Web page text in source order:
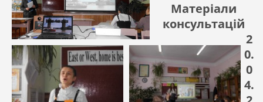
Матеріали
консультацій
2
0.
0
4.